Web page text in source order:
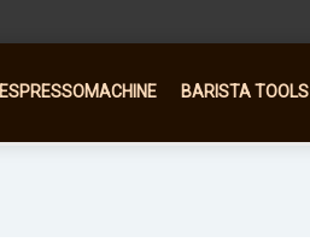
ESPRESSOMACHINE BARISTA TOOLS